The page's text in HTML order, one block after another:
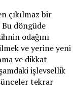
çıkılmaz bir
döngüde
odağını
ve yerine yeni
ve dikkat
işlevsellik
tekrar